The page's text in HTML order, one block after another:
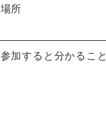
場所
参加すると分かること